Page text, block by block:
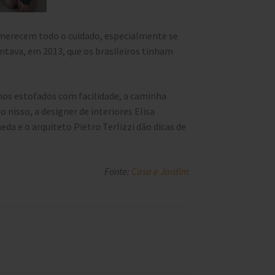
todo o cuidado, especialmente se
em 2013, que os brasileiros tinham
estofados com facilidade, a caminha
nisso, a designer de interiores Elisa
e o arquiteto Pietro Terlizzi dão dicas de
Fonte: Casa e Jardim